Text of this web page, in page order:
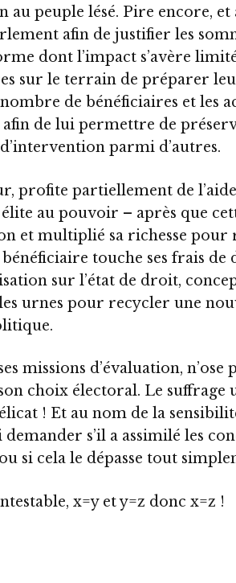
au peuple lésé. Pire encore, et
afin de justifier les
dont l’impact s’avère
sur le terrain de préparer
de bénéficiaires et les
afin de lui permettre de
parmi d’autres.
profite partiellement de
au pouvoir – après que
et multiplié sa richesse
touche ses frais de
sur l’état de droit,
urnes pour recycler une
missions d’évaluation,
choix électoral. Le suffrage
! Et au nom de la
s’il a assimilé les
si cela le dépasse tout
x=y et y=z donc x=z !